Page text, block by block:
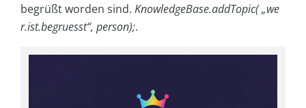
begrüßt worden sind. KnowledgeBase.addTopic( „we
r.ist.begruesst“, person);.